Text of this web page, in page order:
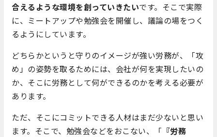
合えるような環境を創っていきたいです。そこで実際
に、ミートアップや勉強会を開催し、議論の場をつく
るようにしています。
どちらかというと守りのイメージが強い労務が、「攻
め」の姿勢を取るためには、会社が何を実現したいの
か、そこに労務として何ができるのかを考える必要が
あります。
ただ、そこにコミットできる人材はまだ少ないと思い
ます。そこで、勉強会などをおこない、「 『労務